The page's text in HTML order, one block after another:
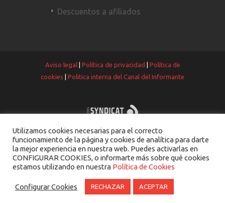
Descuentos a afiliados
Aviso legal| Política de privacidad
Política de
cookies
Politica interna del Canal del Informante
Utilizamos cookies necesarias para el correcto
funcionamiento de la página y cookies de analítica para darte
la mejor experiencia en nuestra web. Puedes activarlas en
CONFIGURAR COOKIES, o informarte más sobre qué cookies
estamos utilizando en nuestra Política de Cookies
Configurar Cookies RECHAZAR ACEPTAR